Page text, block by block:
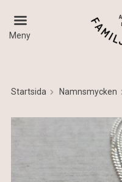
Meny
Startsida Namnsmycken